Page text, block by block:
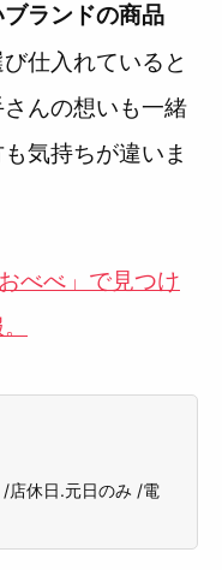
ランドの商品
仕入れていると
んの想いも一緒
気持ちが違いま
べべ」で見つけ
休日.元日のみ /電